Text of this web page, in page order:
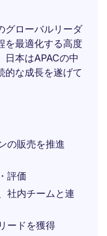
グローバルリーダ
を最適化する高度
日本はAPACの中
的な成長を遂げて
の販売を推進
評価
社内チームと連
ードを獲得